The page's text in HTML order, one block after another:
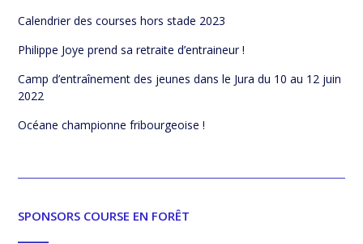
Calendrier des courses hors stade 2023
Philippe Joye prend sa retraite d’entraineur !
Camp d’entraînement des jeunes dans le Jura du 10 au 12 juin
2022
Océane championne fribourgeoise !
SPONSORS COURSE EN FORÊT